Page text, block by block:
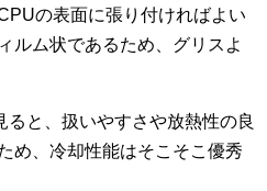
の表面に張り付ければよい
ルム状であるため、グリスよ
と、扱いやすさや放熱性の良
め、冷却性能はそこそこ優秀